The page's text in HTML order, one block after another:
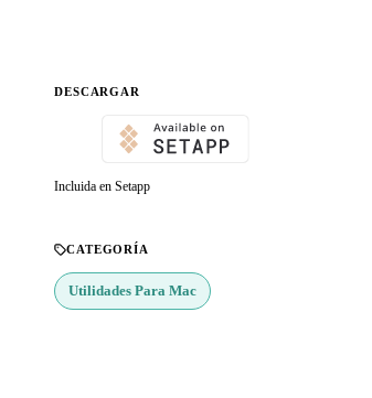
DESCARGAR
Incluida en Setapp
CATEGORÍA
Utilidades Para Mac